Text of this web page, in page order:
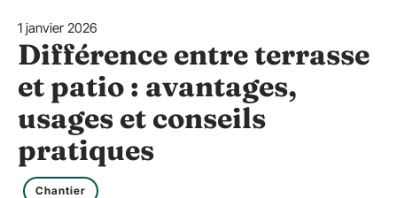
1 janvier 2026
Différence entre terrasse
et patio : avantages,
usages et conseils
pratiques
Chantier